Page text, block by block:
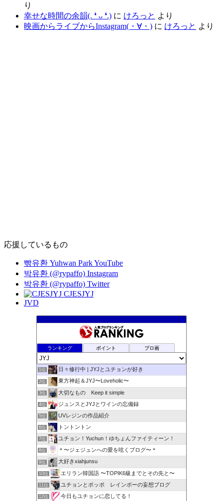
り
幸せな時間の余韻(⁠.⁠ ⁠❛⁠ ⁠ᴗ⁠ ⁠❛⁠.⁠) に けろっと より
映画からライブからInstagram(⁠・⁠∀⁠・⁠) に けろっと より
応援しているもの
빢유환 Yuhwan Park YouTube
박유환 (@rypaffo) Instagram
박유환 (@rypaffo) Twitter
CJESJYJ
JVD
ランキング ポイント ブロ画
1位 日々修行中 | JYJとユチョンが好き
2位 東方神起＆JYJ〜Loveholic〜
3位 大切なもの Keep it simple
4位 ジュンスとJYJとワインの忘備録
5位 UVレジンの作品紹介
6位 トントントン
7位 ユチョン！Yuchun！ゆちょんファイティーン！
8位 ＊〜ジェジュンへの愛を呟くブログ〜＊
9位 大好きxiahjunsu
10位 エリラン韓国語 〜TOPIK6級までとその先と〜
11位 ユチョンとポッポ レインボーの妄想ブログ
12位 今日もユチョンに恋してる！